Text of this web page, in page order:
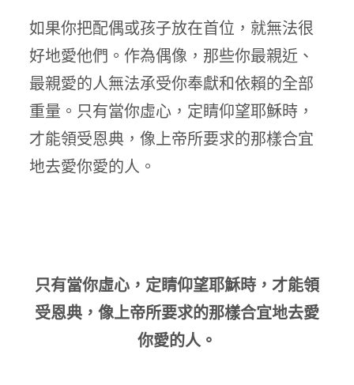
如果你把配偶或孩子放在首位，就無法很
好地愛他們。作為偶像，那些你最親近、
最親愛的人無法承受你奉獻和依賴的全部
重量。只有當你虛心，定睛仰望耶穌時，
才能領受恩典，像上帝所要求的那樣合宜
地去愛你愛的人。
只有當你虛心，定睛仰望耶穌時，才能領
受恩典，像上帝所要求的那樣合宜地去愛
你愛的人。